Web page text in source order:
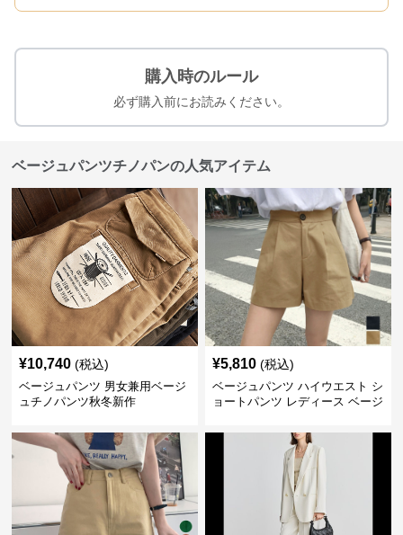
購入時のルール
必ず購入前にお読みください。
ベージュパンツチノパンの人気アイテム
¥10,740 (税込)
ベージュパンツ 男女兼用ベージ
ュチノパンツ秋冬新作
¥5,810 (税込)
ベージュパンツ ハイウエスト シ
ョートパンツ レディース ベージ